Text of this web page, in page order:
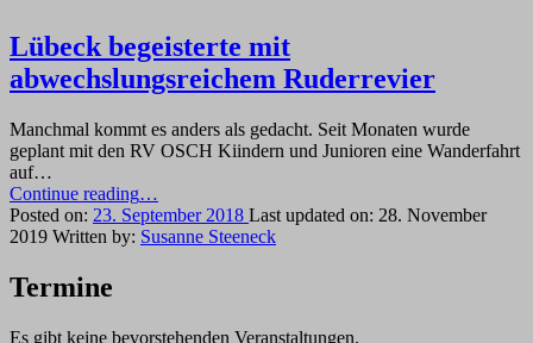
Lübeck begeisterte mit
abwechslungsreichem Ruderrevier
Manchmal kommt es anders als gedacht. Seit Monaten wurde
geplant mit den RV OSCH Kiindern und Junioren eine Wanderfahrt
auf…
Continue reading“Lübeck
begeisterte
mit
…
Posted on: 23. September 2018 Last updated on: 28. November
2019 Written by: Susanne Steeneck
Termine
Es gibt keine bevorstehenden Veranstaltungen.